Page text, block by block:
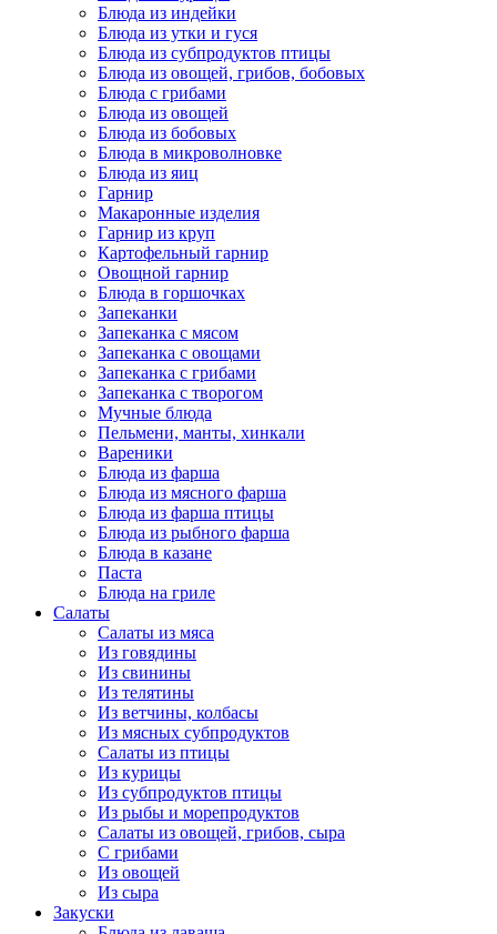
Блюда из индейки
Блюда из утки и гуся
Блюда из субпродуктов птицы
Блюда из овощей, грибов, бобовых
Блюда с грибами
Блюда из овощей
Блюда из бобовых
Блюда в микроволновке
Блюда из яиц
Гарнир
Макаронные изделия
Гарнир из круп
Картофельный гарнир
Овощной гарнир
Блюда в горшочках
Запеканки
Запеканка с мясом
Запеканка с овощами
Запеканка с грибами
Запеканка с творогом
Мучные блюда
Пельмени, манты, хинкали
Вареники
Блюда из фарша
Блюда из мясного фарша
Блюда из фарша птицы
Блюда из рыбного фарша
Блюда в казане
Паста
Блюда на гриле
Салаты
Салаты из мяса
Из говядины
Из свинины
Из телятины
Из ветчины, колбасы
Из мясных субпродуктов
Салаты из птицы
Из курицы
Из субпродуктов птицы
Из рыбы и морепродуктов
Салаты из овощей, грибов, сыра
С грибами
Из овощей
Из сыра
Закуски